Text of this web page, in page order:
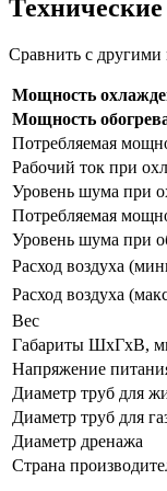
Сравнить с другими
Мощность
Мощность
Потребляемая
Рабочий ток при
Уровень шума при
Потребляемая
Уровень шума при
Расход воздуха
Расход воздуха
Вес
Габариты ШхГхВ,
Напряжение
Диаметр труб для
Диаметр труб для
Диаметр дренажа
Страна